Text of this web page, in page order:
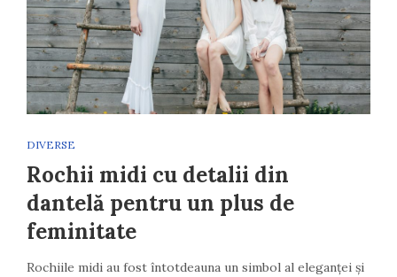
DIVERSE
Rochii midi cu detalii din
dantelă pentru un plus de
feminitate
Rochiile midi au fost întotdeauna un simbol al eleganței și